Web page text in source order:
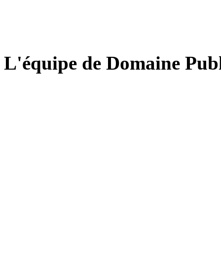
L'équipe de Domaine